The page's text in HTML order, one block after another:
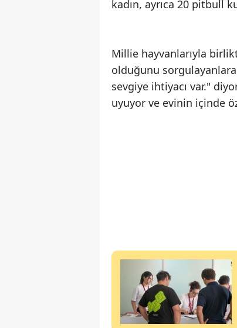
kadın, ayrıca 20 pitbull
Millie hayvanlarıyla
olduğunu
sevgiye ihtiyacı var."
uyuyor ve evinin içinde